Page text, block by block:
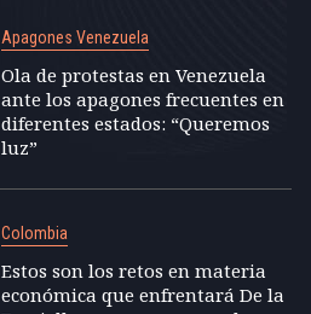
Apagones Venezuela
Ola de protestas en Venezuela
ante los apagones frecuentes en
diferentes estados: “Queremos
luz”
Colombia
Estos son los retos en materia
económica que enfrentará De la